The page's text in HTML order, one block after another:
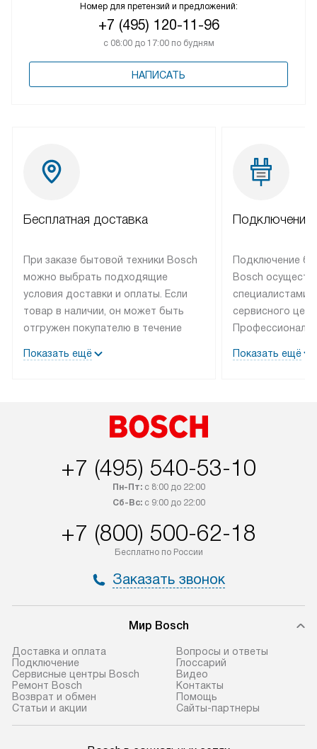
Номер для претензий и предложений:
+7 (495) 120-11-96
с 08:00 до 17:00 по будням
НАПИСАТЬ
Бесплатная доставка
При заказе бытовой техники Bosch
можно выбрать подходящие
условия доставки и оплаты. Если
товар в наличии, он может быть
отгружен покупателю в течение
лейблом доставляется бесплатно
Показать ещё
Подключение
Подключение
Bosch
специалистами
сервисного
эксплуатации
Показать ещё
+7 (495) 540-53-10
Пн-Пт:с 8:00 до 22:00
Сб-Вс:с 9:00 до 22:00
+7 (800) 500-62-18
Бесплатно по России
Заказать звонок
Мир Bosch
Доставка и оплата
Подключение
Сервисные центры Bosch
Ремонт Bosch
Возврат и обмен
Статьи и акции
Вопросы и ответы
Глоссарий
Видео
Контакты
Помощь
Сайты-партнеры